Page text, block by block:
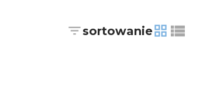
sortowanie
tabela
lista